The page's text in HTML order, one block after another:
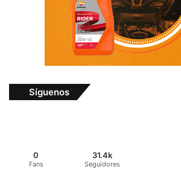
Síguenos
0
Fans
31.4k
Seguidores